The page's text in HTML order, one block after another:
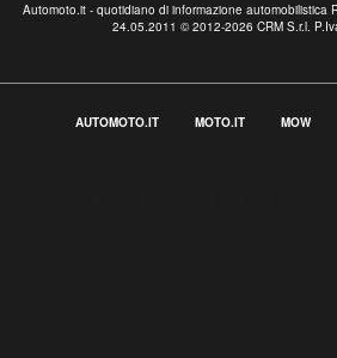
Automoto.it - quotidiano di informazione automobilistica
24.05.2011 © 2012-2026 CRM S.r.l.
AUTOMOTO.IT MOTO.IT MOW